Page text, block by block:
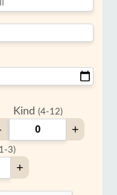
Kind (4-12)
+
3)
+